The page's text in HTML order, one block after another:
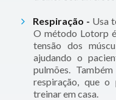
Respiração - Usa
O método Lotorp
tensão dos
ajudando o
pulmões.
respiração, que
treinar em casa.